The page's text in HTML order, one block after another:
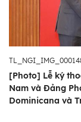
[Photo] Lễ ký
Nam và Đảng
Dominicana và